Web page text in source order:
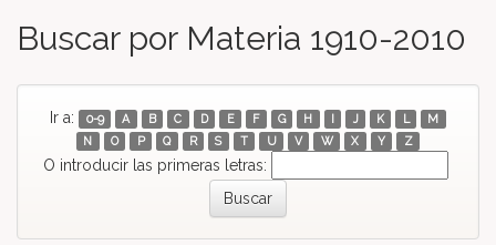
Buscar por Materia 1910-2010
Ir a: 0-9 A B C D E F G H I J K L
M
N
O P Q R S T U V W X Y Z
O introducir las primeras letras: